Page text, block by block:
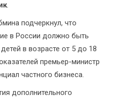
.
подчеркнул, что
в России должно быть
в возрасте от 5 до 18
премьер-министр
частного бизнеса.
дополнительного